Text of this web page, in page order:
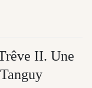
II. Une